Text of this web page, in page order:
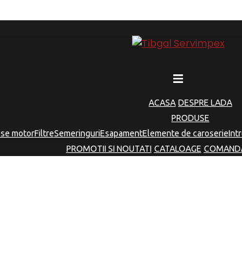
ACASA DESPRE LADA
PRODUSE
motorFiltreSemeringuriEsapamentElemente de caroserie
PROMOTII SI NOUTATI CATALOAGE